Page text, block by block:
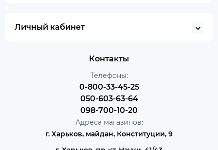
Личный кабинет
Контакты
Телефоны:
0-800-33-45-25
050-603-63-64
098-700-10-20
Адреса магазинов:
г. Харьков, майдан, Конституции, 9